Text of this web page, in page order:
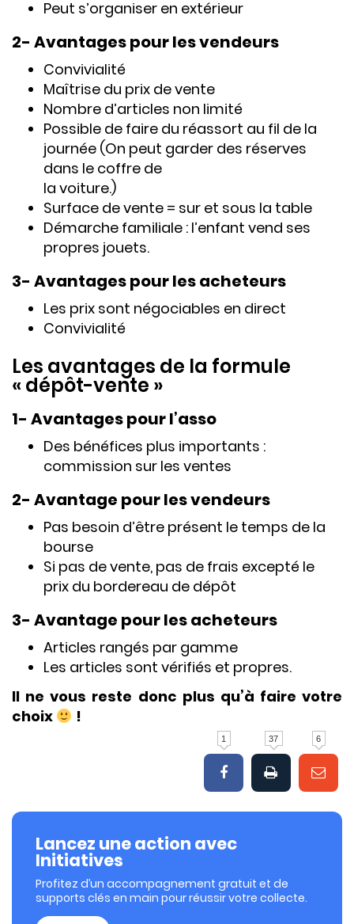
Peut s’organiser en extérieur
2- Avantages pour les vendeurs
Convivialité
Maîtrise du prix de vente
Nombre d’articles non limité
Possible de faire du réassort au fil de la
journée (On peut garder des réserves
dans le coffre de
la voiture.)
Surface de vente = sur et sous la table
Démarche familiale : l’enfant vend ses
propres jouets.
3- Avantages pour les acheteurs
Les prix sont négociables en direct
Convivialité
Les avantages de la formule
« dépôt-vente »
1- Avantages pour l’asso
Des bénéfices plus importants :
commission sur les ventes
2- Avantage pour les vendeurs
Pas besoin d’être présent le temps de la
bourse
Si pas de vente, pas de frais excepté le
prix du bordereau de dépôt
3- Avantage pour les acheteurs
Articles rangés par gamme
Les articles sont vérifiés et propres.
Il ne vous reste donc plus qu’à faire votre
choix
!
1 37 6
Lancez une action avec
Initiatives
Profitez d’un accompagnement gratuit et de
supports clés en main pour réussir votre collecte.